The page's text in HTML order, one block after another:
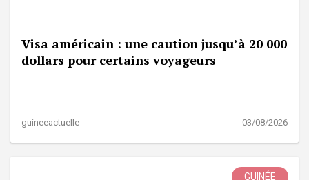
Visa américain : une caution jusqu’à 20 000
dollars pour certains voyageurs
guineeactuelle 03/08/2026
GUINÉE